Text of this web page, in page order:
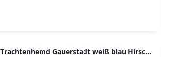
Trachtenhemd Gauerstadt weiß blau Hirschmotive...